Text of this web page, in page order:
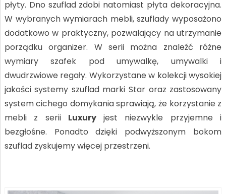
płyty. Dno szuflad zdobi natomiast płyta dekoracyjna.
W wybranych wymiarach mebli, szuflady wyposażono
dodatkowo w praktyczny, pozwalający na utrzymanie
porządku organizer. W serii można znaleźć różne
wymiary szafek pod umywalkę, umywalki i
dwudrzwiowe regały. Wykorzystane w kolekcji wysokiej
jakości systemy szuflad marki Star oraz zastosowany
system cichego domykania sprawiają, że korzystanie z
mebli z serii Luxuryjest niezwykle przyjemne i
bezgłośne. Ponadto dzięki podwyższonym bokom
szuflad zyskujemy więcej przestrzeni.